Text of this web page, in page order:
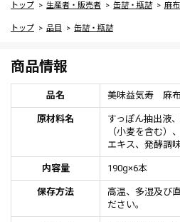
トップ 生産者・販売者 缶詰・瓶詰 麻
トップ 品目 缶詰・瓶詰
商品情報
品名 美味益気寿 麻
原材料名
すっぽん抽出液
（小麦を含む）
エキス、発酵調
内容量 190g×6本
保存方法
高温、多湿及び
ださい。